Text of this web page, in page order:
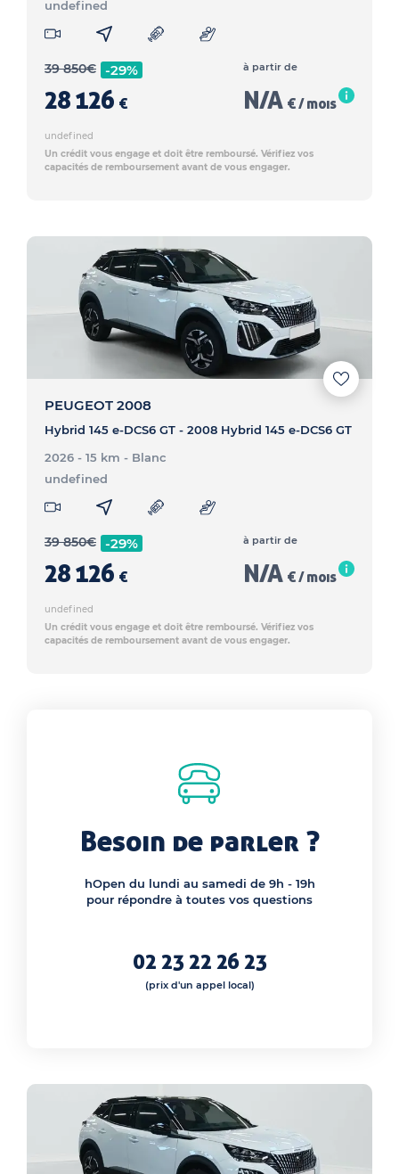
undefined
39 850€ -29%
28 126 €
à partir de
N/A € / mois
undefined
Un crédit vous engage et doit être remboursé. Vérifiez vos
capacités de remboursement avant de vous engager.
PEUGEOT 2008
Hybrid 145 e-DCS6 GT - 2008 Hybrid 145 e-DCS6 GT
2026 - 15 km - Blanc
undefined
39 850€ -29%
28 126 €
à partir de
N/A € / mois
undefined
Un crédit vous engage et doit être remboursé. Vérifiez vos
capacités de remboursement avant de vous engager.
Besoin de parler ?
hOpen du lundi au samedi de 9h - 19h
pour répondre à toutes vos questions
02 23 22 26 23
(prix d'un appel local)